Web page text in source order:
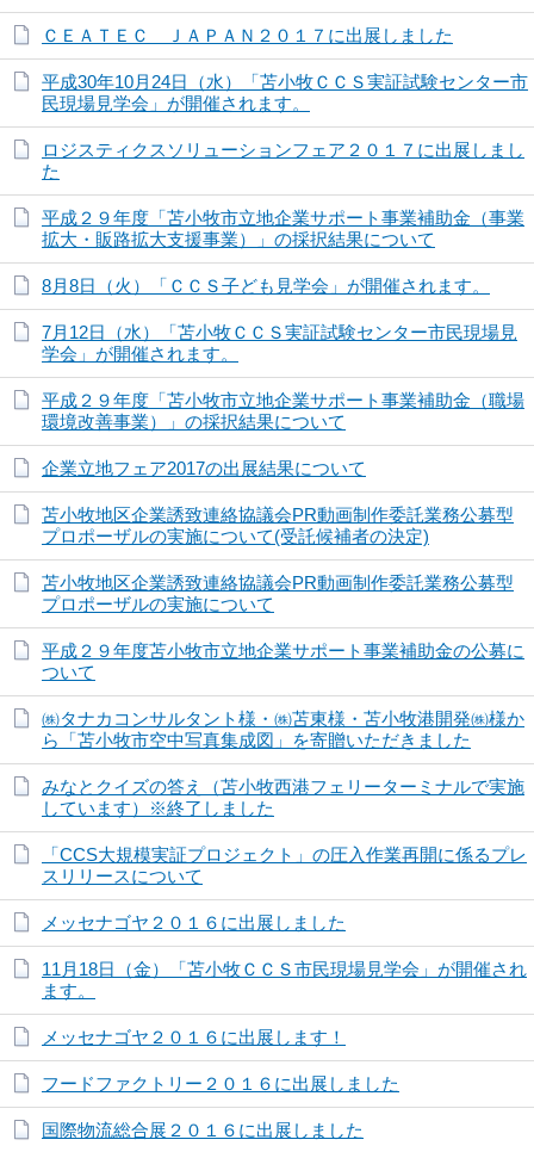
ＣＥＡＴＥＣ ＪＡＰＡＮ２０１７に出展しました
平成30年10月24日（水）「苫小牧ＣＣＳ実証試験センター市
民現場見学会」が開催されます。
ロジスティクスソリューションフェア２０１７に出展しまし
た
平成２９年度「苫小牧市立地企業サポート事業補助金（事業
拡大・販路拡大支援事業）」の採択結果について
8月8日（火）「ＣＣＳ子ども見学会」が開催されます。
7月12日（水）「苫小牧ＣＣＳ実証試験センター市民現場見
学会」が開催されます。
平成２９年度「苫小牧市立地企業サポート事業補助金（職場
環境改善事業）」の採択結果について
企業立地フェア2017の出展結果について
苫小牧地区企業誘致連絡協議会PR動画制作委託業務公募型
プロポーザルの実施について(受託候補者の決定)
苫小牧地区企業誘致連絡協議会PR動画制作委託業務公募型
プロポーザルの実施について
平成２９年度苫小牧市立地企業サポート事業補助金の公募に
ついて
㈱タナカコンサルタント様・㈱苫東様・苫小牧港開発㈱様か
ら「苫小牧市空中写真集成図」を寄贈いただきました
みなとクイズの答え（苫小牧西港フェリーターミナルで実施
しています）※終了しました
「CCS大規模実証プロジェクト」の圧入作業再開に係るプレ
スリリースについて
メッセナゴヤ２０１６に出展しました
11月18日（金）「苫小牧ＣＣＳ市民現場見学会」が開催され
ます。
メッセナゴヤ２０１６に出展します！
フードファクトリー２０１６に出展しました
国際物流総合展２０１６に出展しました